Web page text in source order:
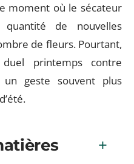
moment où le sécateur
de nouvelles
de fleurs. Pourtant,
printemps contre
geste souvent plus